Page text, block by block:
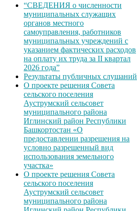
“СВЕДЕНИЯ о численности
муниципальных служащих
органов местного
самоуправления, работников
муниципальных учреждений с
указанием фактических расходов
на оплату их труда за II квартал
2026 года”
Результаты публичных слушаний
О проекте решения Совета
сельского поселения
Ауструмский сельсовет
муниципального района
Иглинский район Республики
Башкортостан «О
предоставлении разрешения на
условно разрешенный вид
использования земельного
участка»
О проекте решения Совета
сельского поселения
Ауструмский сельсовет
муниципального района